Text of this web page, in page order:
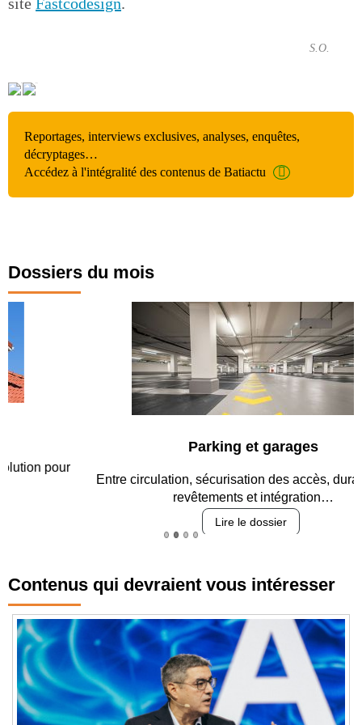
S.O.
Reportages, interviews exclusives, analyses, enquêtes,
décryptages…
Accédez à l'intégralité des contenus de Batiactu
Dossiers du mois
Parking et garages
Entre circulation, sécurisation des accès, durabilité des
revêtements et intégration…
Contenus qui devraient vous intéresser